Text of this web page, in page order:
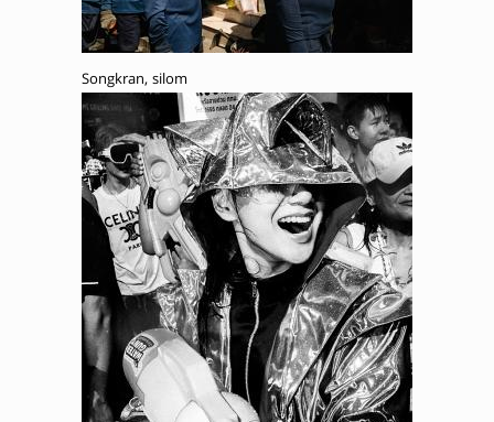
Songkran, silom